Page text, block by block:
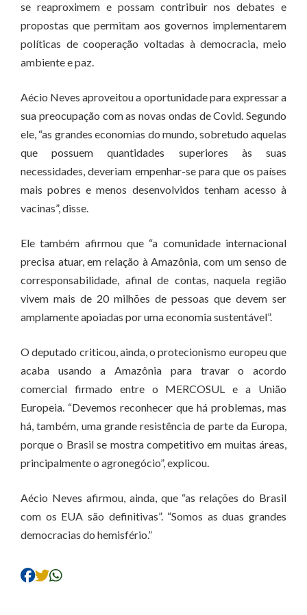
se reaproximem e possam contribuir nos debates e
propostas que permitam aos governos implementarem
políticas de cooperação voltadas à democracia, meio
ambiente e paz.
Aécio Neves aproveitou a oportunidade para expressar a
sua preocupação com as novas ondas de Covid. Segundo
ele, “as grandes economias do mundo, sobretudo aquelas
que possuem quantidades superiores às suas
necessidades, deveriam empenhar-se para que os países
mais pobres e menos desenvolvidos tenham acesso à
vacinas”, disse.
Ele também afirmou que “a comunidade internacional
precisa atuar, em relação à Amazônia, com um senso de
corresponsabilidade, afinal de contas, naquela região
vivem mais de 20 milhões de pessoas que devem ser
amplamente apoiadas por uma economia sustentável”.
O deputado criticou, ainda, o protecionismo europeu que
acaba usando a Amazônia para travar o acordo
comercial firmado entre o MERCOSUL e a União
Europeia. “Devemos reconhecer que há problemas, mas
há, também, uma grande resistência de parte da Europa,
porque o Brasil se mostra competitivo em muitas áreas,
principalmente o agronegócio”, explicou.
Aécio Neves afirmou, ainda, que “as relações do Brasil
com os EUA são definitivas”. “Somos as duas grandes
democracias do hemisfério.”